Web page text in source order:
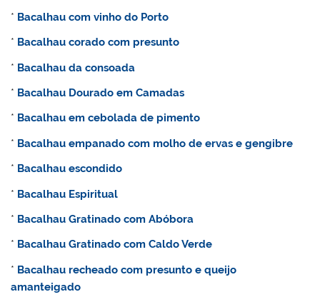
* Bacalhau com vinho do Porto
* Bacalhau corado com presunto
* Bacalhau da consoada
* Bacalhau Dourado em Camadas
* Bacalhauem cebolada de pimento
* Bacalhau empanado com molho de ervas e gengibre
* Bacalhau escondido
* Bacalhau Espiritual
* Bacalhau Gratinado com Abóbora
* Bacalhau Gratinado com Caldo Verde
* Bacalhau recheado com presunto e queijo
amanteigado